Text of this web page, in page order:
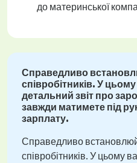
до материнської
Справедливо
співробітників. У
детальний звіт про
завжди матимете під
зарплату.
Справедливо
співробітників. У цьому